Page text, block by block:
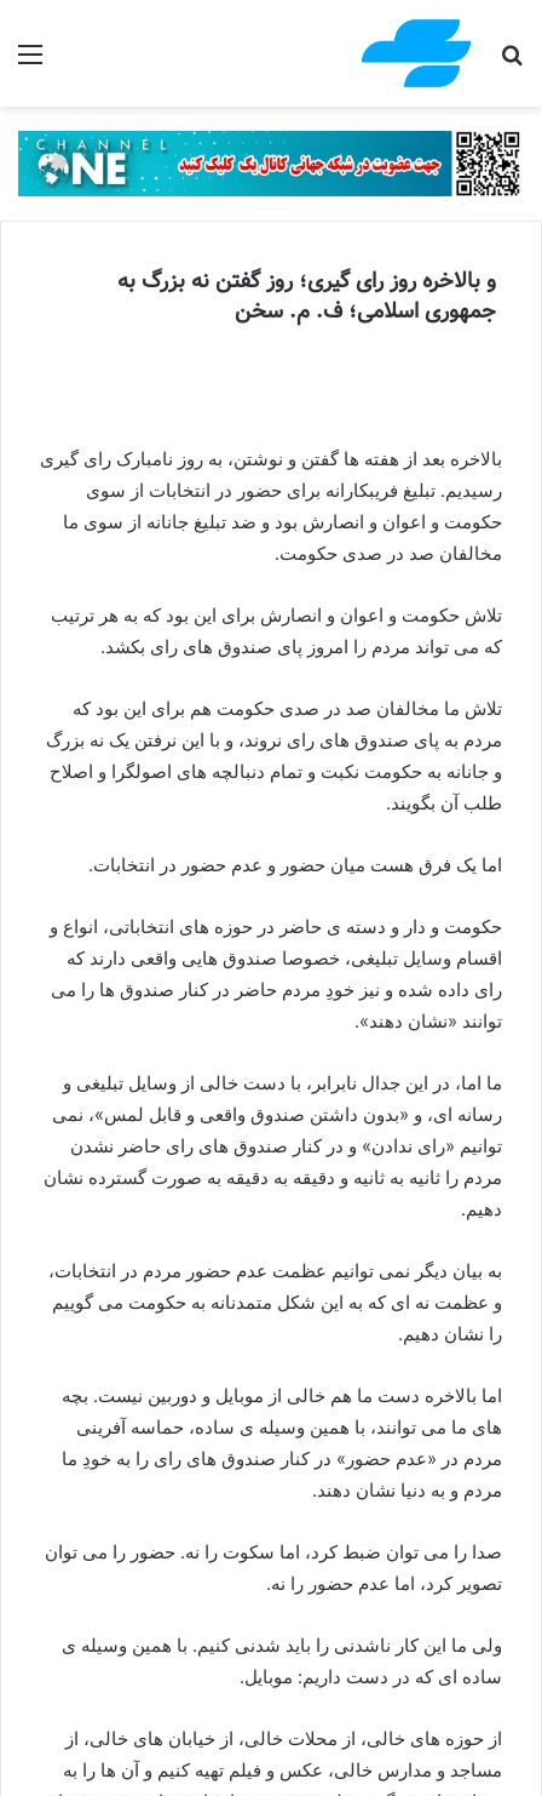
جستجو برای
و بالاخره روز رای گیری؛ روز گفتن نه بزرگ به
جمهوری اسلامی؛ ف. م. سخن
بالاخره بعد از هفته ها گفتن و نوشتن، به روز نامبارک رای گیری
رسیدیم. تبلیغ فریبکارانه برای حضور در انتخابات از سوی
حکومت و اعوان و انصارش بود و ضد تبلیغ جانانه از سوی ما
مخالفان صد در صدی حکومت.
تلاش حکومت و اعوان و انصارش برای این بود که به هر ترتیب
که می تواند مردم را امروز پای صندوق های رای بکشد.
تلاش ما مخالفان صد در صدی حکومت هم برای این بود که
مردم به پای صندوق های رای نروند، و با این نرفتن یک نه بزرگ
و جانانه به حکومت نکبت و تمام دنبالچه های اصولگرا و اصلاح
طلب آن بگویند.
اما یک فرق هست میان حضور و عدم حضور در انتخابات.
حکومت و دار و دسته ی حاضر در حوزه های انتخاباتی، انواع و
اقسام وسایل تبلیغی، خصوصا صندوق هایی واقعی دارند که
رای داده شده و نیز خودِ مردم حاضر در کنار صندوق ها را می
توانند «نشان دهند».
ما اما، در این جدال نابرابر، با دست خالی از وسایل تبلیغی و
رسانه ای، و «بدون داشتن صندوق واقعی و قابل لمس»، نمی
توانیم «رای ندادن» و در کنار صندوق های رای حاضر نشدن
مردم را ثانیه به ثانیه و دقیقه به دقیقه به صورت گسترده نشان
دهیم.
به بیان دیگر نمی توانیم عظمت عدم حضور مردم در انتخابات،
و عظمت نه ای که به این شکل متمدنانه به حکومت می گوییم
را نشان دهیم.
اما بالاخره دست ما هم خالی از موبایل و دوربین نیست. بچه
های ما می توانند، با همین وسیله ی ساده، حماسه آفرینی
مردم در «عدم حضور» در کنار صندوق های رای را به خودِ ما
مردم و به دنیا نشان دهند.
صدا را می توان ضبط کرد، اما سکوت را نه. حضور را می توان
تصویر کرد، اما عدم حضور را نه.
ولی ما این کار ناشدنی را باید شدنی کنیم. با همین وسیله ی
ساده ای که در دست داریم: موبایل.
از حوزه های خالی، از محلات خالی، از خیابان های خالی، از
مساجد و مدارس خالی، عکس و فیلم تهیه کنیم و آن ها را به